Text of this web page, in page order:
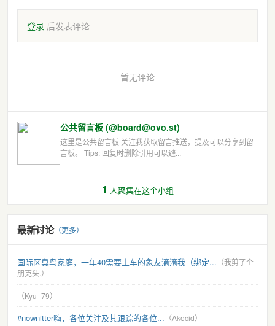
登录 后发表评论
暂无评论
公共留言板 (@board@ovo.st)
这里是公共留言板 关注我获取留言推送，提及可以分享到留
言板。 Tips: 回复时删除引用可以避...
1 人聚集在这个小组
最新讨论（更多）
国际区臭鸟家庭，一年40需要上车的象友滴滴我（绑定... （我剪了个
朋克头.）
（Kyu_79）
#nownitter嗨，各位关注及其跟踪的各位... （Akocid）